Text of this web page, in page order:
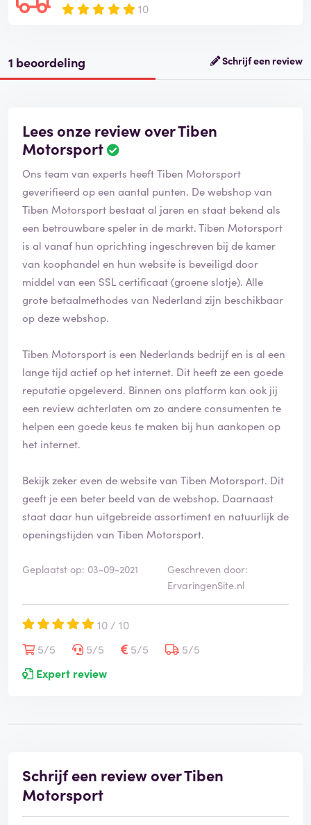
10
1 beoordeling Schrijf een review
Lees onze review over Tiben
Motorsport
Ons team van experts heeft Tiben Motorsport
geverifieerd op een aantal punten. De webshop van
Tiben Motorsport bestaat al jaren en staat bekend als
een betrouwbare speler in de markt. Tiben Motorsport
is al vanaf hun oprichting ingeschreven bij de kamer
van koophandel en hun website is beveiligd door
middel van een SSL certificaat (groene slotje). Alle
grote betaalmethodes van Nederland zijn beschikbaar
op deze webshop.
Tiben Motorsport is een Nederlands bedrijf en is al een
lange tijd actief op het internet. Dit heeft ze een goede
reputatie opgeleverd. Binnen ons platform kan ook jij
een review achterlaten om zo andere consumenten te
helpen een goede keus te maken bij hun aankopen op
het internet.
Bekijk zeker even de website van Tiben Motorsport. Dit
geeft je een beter beeld van de webshop. Daarnaast
staat daar hun uitgebreide assortiment en natuurlijk de
openingstijden van Tiben Motorsport.
Geplaatst op: 03-09-2021
Geschreven door:
ErvaringenSite.nl
10 / 10
5/5
5/5 5/5
5/5
Expert review
Schrijf een review over Tiben
Motorsport